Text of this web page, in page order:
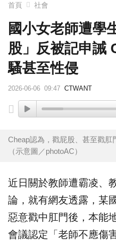
首頁 社會
國小女老師遭學
股」反被記申誡
騷甚至性侵
2026-06-06 09:47 CTWANT
Cheap認為，戳屁股、甚至戳肛
（示意圖／photoAC）
近日關於教師遭霸凌、
論，就有網友透露，某
惡意戳中肛門後，本能
會議認定「老師不應傷